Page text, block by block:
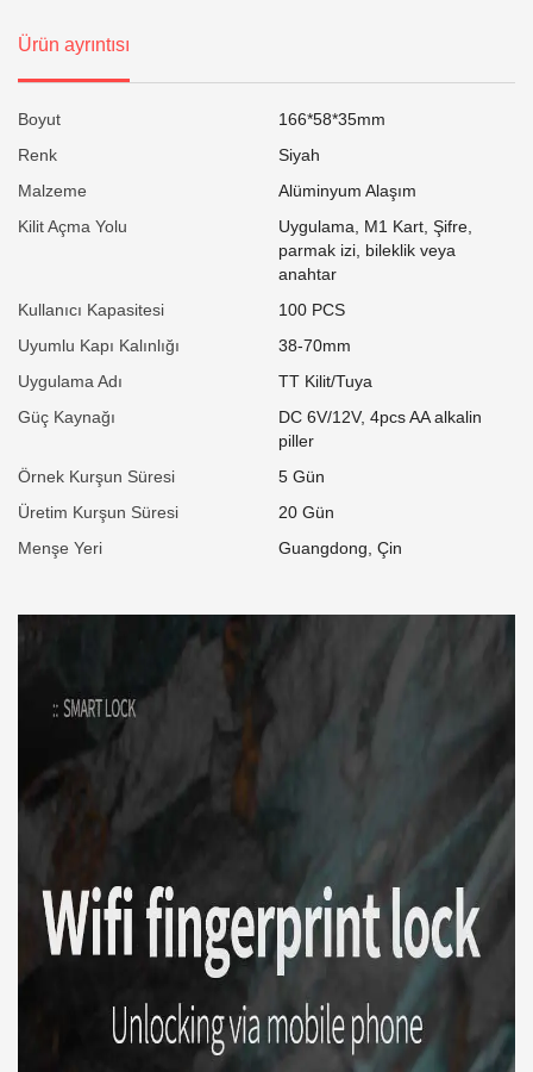
Ürün ayrıntısı
Boyut
166*58*35mm
Renk
Siyah
Malzeme
Alüminyum Alaşım
Kilit Açma Yolu
Uygulama, M1 Kart, Şifre,
parmak izi, bileklik veya
anahtar
Kullanıcı Kapasitesi
100 PCS
Uyumlu Kapı Kalınlığı
38-70mm
Uygulama Adı
TT Kilit/Tuya
Güç Kaynağı
DC 6V/12V, 4pcs AA alkalin
piller
Örnek Kurşun Süresi
5 Gün
Üretim Kurşun Süresi
20 Gün
Menşe Yeri
Guangdong, Çin